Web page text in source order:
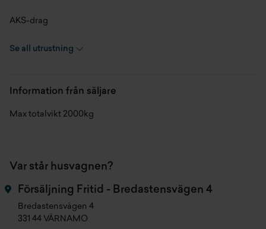
Längd
Lastkapacitet
AKS-drag
Bäddmadrass
Myggnätsdörr
Stereo
Se all utrustning
Information från säljare
Max totalvikt 2000kg
Var står husvagnen?
Försäljning Fritid - Bredastensvägen 4
Bredastensvägen 4
331 44 VÄRNAMO